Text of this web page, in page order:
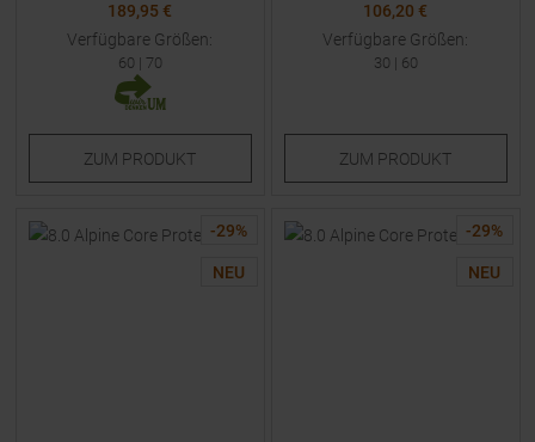
189,95 €
Verfügbare Größen:
60 | 70
ZUM PRODUKT
106,20 €
Verfügbare Größen:
30 | 60
ZUM PRODUKT
-29%
NEU
-29%
NEU